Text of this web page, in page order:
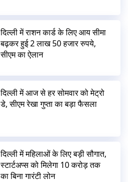
दिल्ली में राशन कार्ड के लिए आय सीमा
बढ़कर हुई 2 लाख 50 हजार रुपये,
सीएम का ऐलान
दिल्ली में आज से हर सोमवार को मेट्रो
डे, सीएम रेखा गुप्ता का बड़ा फैसला
दिल्ली में महिलाओं के लिए बड़ी सौगात,
स्टार्टअप्स को मिलेगा 10 करोड़ तक
का बिना गारंटी लोन